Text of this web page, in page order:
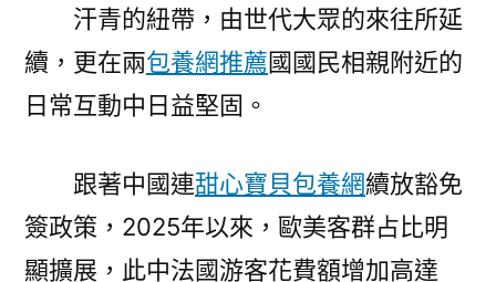
汗青的紐帶，由世代大眾的來往所延
續，更在兩包養網推薦國國民相親附近的
日常互動中日益堅固。
跟著中國連甜心寶貝包養網續放豁免
簽政策，2025年以來，歐美客群占比明
顯擴展，此中法國游客花費額增加高達